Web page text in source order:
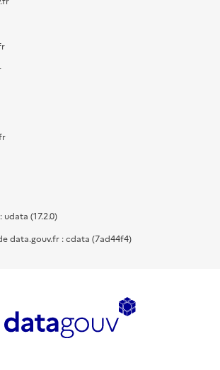
(17.2.0)
data.gouv.fr : cdata (7ad44f4)